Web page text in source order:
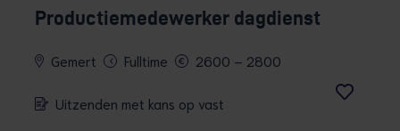
Productiemedewerker dagdienst
Gemert Fulltime 2600 – 2800
Uitzenden met kans op vast